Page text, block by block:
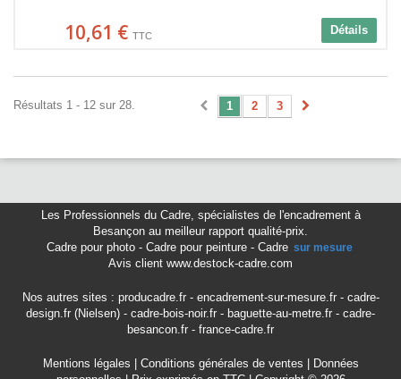
Détails
10,61 € TTC
1 2 3
Résultats 1 - 12 sur 28.
Les Professionnels du Cadre, spécialistes de l'encadrement à
Besançon au meilleur rapport qualité-prix.
Cadre pour photo - Cadre pour peinture - Cadre sur mesure
Avis client www.destock-cadre.com
Nos autres sites : producadre.fr- encadrement-sur-mesure.fr- cadre-
design.fr (Nielsen) - cadre-bois-noir.fr - baguette-au-metre.fr - cadre-
besancon.fr - france-cadre.fr
Mentions légales Conditions générales de ventes
Données